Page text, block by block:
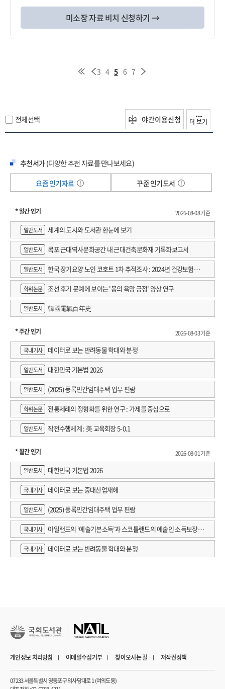
미소장 자료 비치 신청하기 →
3 4 5 6 7
전체선택 야간이용신청 더 보기
추천서가(다양한 추천 자료를 만나보세요)
요즘 인기자료
꾸준 인기도서
* 일간 인기
2026-08-08 기준
일반도서
세계의 도시와 도서관 한눈에 보기
일반도서 목포 근대역사문화공간 내 근대건축문화재 기록화보고서
일반도서
한국 장기요양 노인 코호트 1차 추적조사 : 2024년 건강보험연
구원 정규연구보고서
학위논문 조선 후기 문예에 보이는 '몸의 욕망 긍정' 양상 연구
일반도서 韓國電氣百年史
* 주간 인기
2026-08-03 기준
국내기사
데이터로 보는 반려동물 학대와 분쟁
일반도서 대한민국 기본법 2026
일반도서 (2025) 등록민간임대주택 업무 편람
학위논문 전통제례의 정형화를 위한 연구 : 가제를 중심으로
일반도서 작전수행체계 : 美 교육회장 5-0.1
* 월간 인기
2026-08-01 기준
일반도서
대한민국 기본법 2026
국내기사 데이터로 보는 중대산업재해
일반도서 (2025) 등록민간임대주택 업무 편람
국내기사
아일랜드의 ‘예술기본소득’과 스코틀랜드의 예술인 소득보장정
책 논의
국내기사 데이터로 보는 반려동물 학대와 분쟁
개인정보 처리방침 이메일수집거부 찾아오시는 길 저작권정책
07233 서울특별시 영등포구 의사당대로 1 (여의도동)